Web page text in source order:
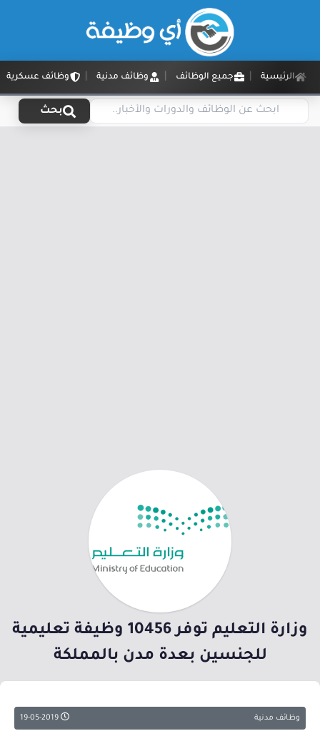
الرئيسية جميع الوظائف وظائف مدنية وظائف عسكرية
بحث
وزارة التعليم توفر 10456 وظيفة تعليمية
للجنسين بعدة مدن بالمملكة
وظائف مدنية